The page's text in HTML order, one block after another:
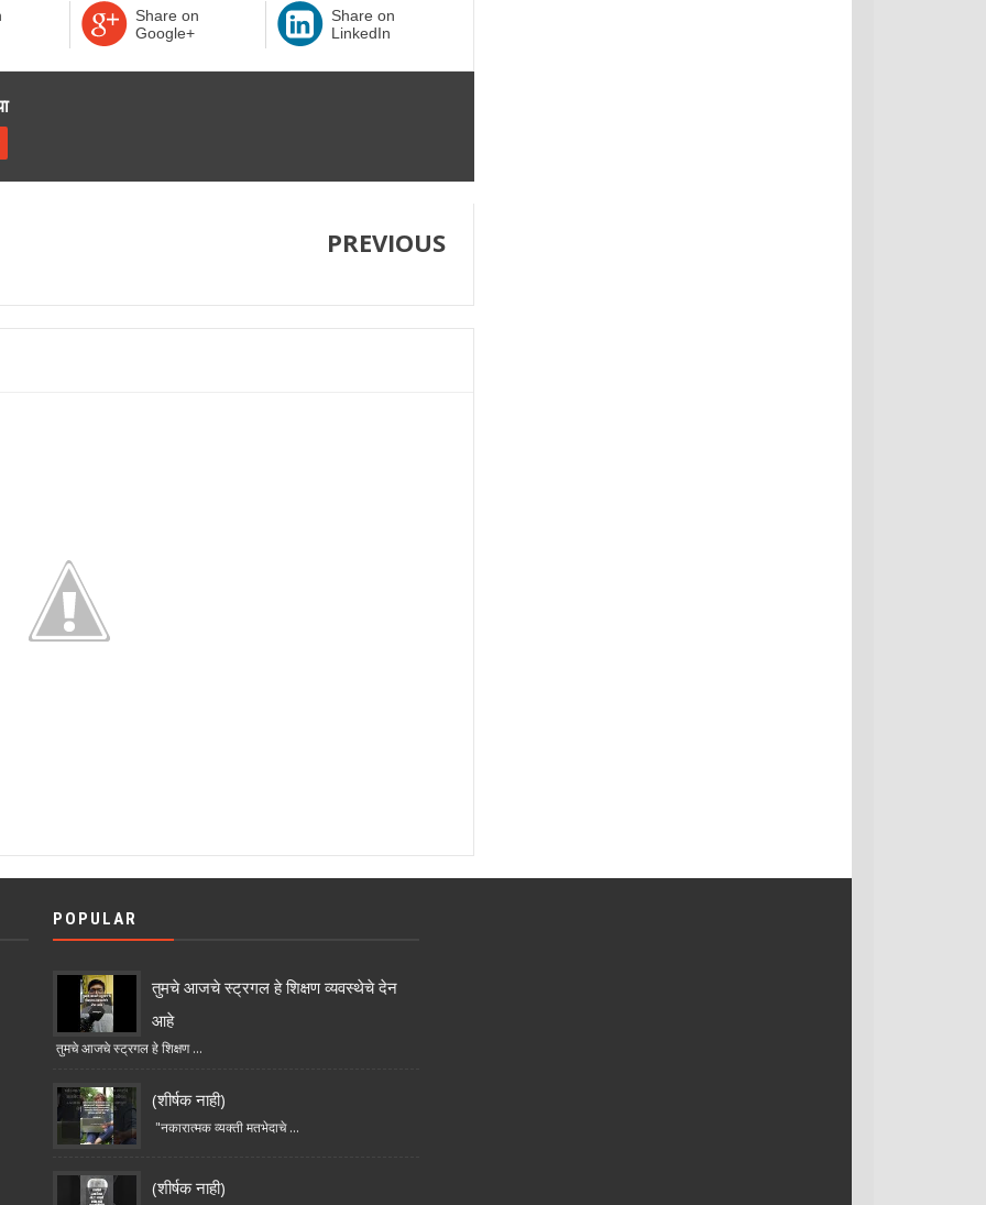
Share on
Google+
Share on
LinkedIn
PREVIOUS
POPULAR
तुमचे आजचे स्ट्रगल हे शिक्षण व्यवस्थेचे देन
आहे
तुमचे आजचे स्ट्रगल हे शिक्षण ...
(शीर्षक नाही)
"नकारात्मक व्यक्ती मतभेदाचे ...
(शीर्षक नाही)